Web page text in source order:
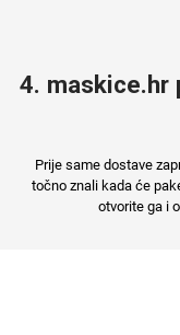
4. maskice.hr
Prije same dostave
točno znali kada će
otvorite ga i